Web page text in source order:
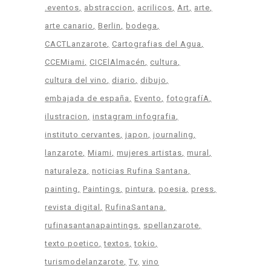
.eventos abstraccion acrilicos Art
arte
arte canario
Berlin
bodega
CACTLanzarote
Cartografias del Agua
CCEMiami
CICElAlmacén
cultura
cultura del vino
diario
dibujo
embajada de españa
Evento
fotografíA
ilustracion
instagram infografia
instituto cervantes japon
journaling
lanzarote Miami mujeres artistas mural
naturaleza
noticias Rufina Santana
painting
Paintings pintura poesia
press
revista digital
RufinaSantana
rufinasantanapaintings
spellanzarote
texto poetico
textos tokio
turismodelanzarote Tv vino